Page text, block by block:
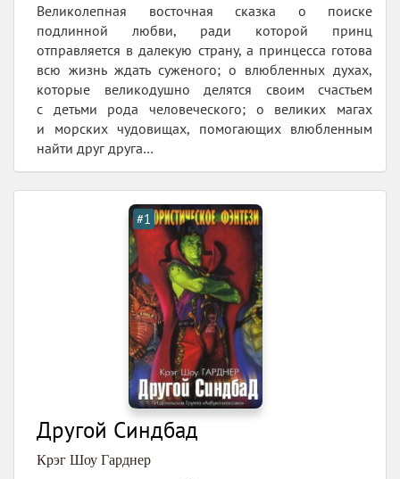
Великолепная восточная сказка о поиске
подлинной любви, ради которой принц
отправляется в далекую страну, а принцесса готова
всю жизнь ждать суженого; о влюбленных духах,
которые великодушно делятся своим счастьем
с детьми рода человеческого; о великих магах
и морских чудовищах, помогающих влюбленным
найти друг друга…
#1
Другой Синдбад
Крэг Шоу Гарднер